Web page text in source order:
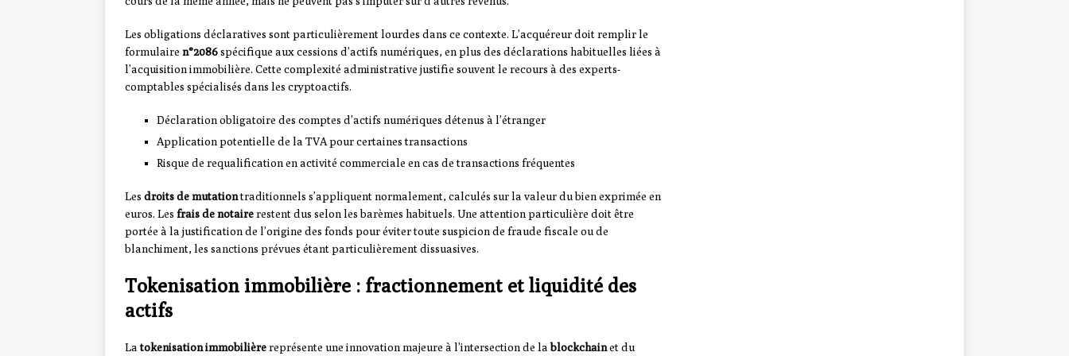
Les obligations déclaratives sont particulièrement lourdes dans ce contexte. L’acquéreur doit remplir le
formulaire n°2086spécifique aux cessions d’actifs numériques, en plus des déclarations habituelles liées à
l’acquisition immobilière. Cette complexité administrative justifie souvent le recours à des experts-
comptables spécialisés dans les cryptoactifs.
Déclaration obligatoire des comptes d’actifs numériques détenus à l’étranger
Application potentielle de la TVA pour certaines transactions
Risque de requalification en activité commerciale en cas de transactions fréquentes
Les droits de mutationtraditionnels s’appliquent normalement, calculés sur la valeur du bien exprimée en
euros. Les frais de notairerestent dus selon les barèmes habituels. Une attention particulière doit être
portée à la justification de l’origine des fonds pour éviter toute suspicion de fraude fiscale ou de
blanchiment, les sanctions prévues étant particulièrement dissuasives.
Tokenisation immobilière : fractionnement et liquidité des
actifs
Latokenisation immobilièrereprésente une innovation majeure à l’intersection de lablockchainet du